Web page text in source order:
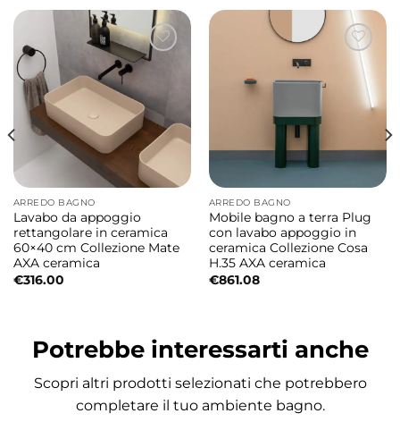
di qualità e dettagli ricercati. Il design
firmato Alessandro Paolelli valorizza
l’ambiente bagno con uno stile
contemporaneo elegante e versatile.
Composizione bagno a terra completa e
funzionale
La composizione Camaleo #7 include lavabo
in ceramica, mobili a terra con cassetti,
colonna sospesa, mensola e specchio LED
creando una soluzione completa ideale per
bagni moderni eleganti e organizzati.
Lavabo in ceramica Camaleo con foro
rubinetteria 80×46×h18 cm – Matera Matt
Mobile a terra per lavabo 2 cassetti
ARREDO BAGNO
Lavabo da appoggio
rettangolare in ceramica
60×40 cm Collezione Mate
AXA ceramica
€316.00
ARREDO BAGNO
Mobile bagno a terra Plug
con lavabo appoggio in
ceramica Collezione Cosa
H.35 AXA ceramica
€861.08
Potrebbe interessarti anche
Scopri altri prodotti selezionati che potrebbero
completare il tuo ambiente bagno.